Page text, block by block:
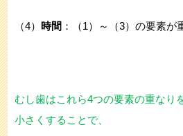
（4） 時間 ：（1）～（3）の要素が
むし歯はこれら4つの要素の重なり
小さくすることで、